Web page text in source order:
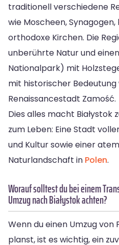
traditionell verschiedene
wie Moscheen,
orthodoxe Kirchen. Die
unberührte Natur und
Nationalpark) mit
mit historischer Bedeutung
Renaissancestadt Zamość.
Dies alles macht Białystok
zum Leben: Eine Stadt
und Kultur sowie einer
Naturlandschaft in Polen.
Worauf solltest du bei einem
Umzug nach Białystok achten?
Wenn du einen Umzug von
planst, ist es wichtig, ein